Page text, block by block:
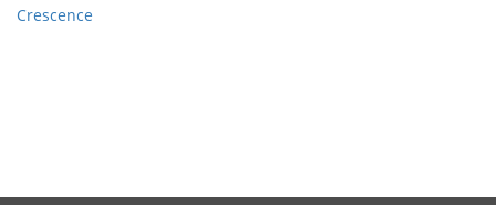
Crescence